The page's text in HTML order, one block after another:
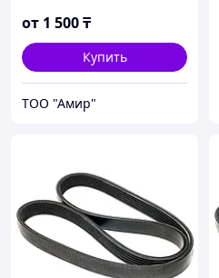
от 1 500₸
Купить
ТОО "Амир"